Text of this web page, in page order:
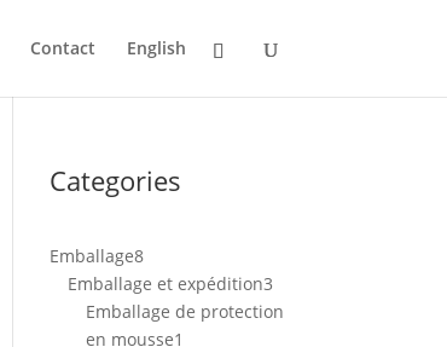
Contact English
Categories
Emballage88
produits
Emballage et expédition3
produits
Emballage de protection
en mousse1